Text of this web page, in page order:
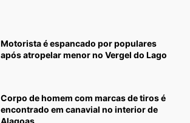
Motorista é espancado por populares
após atropelar menor no Vergel do Lago
Corpo de homem com marcas de tiros é
encontrado em canavial no interior de
Alagoas